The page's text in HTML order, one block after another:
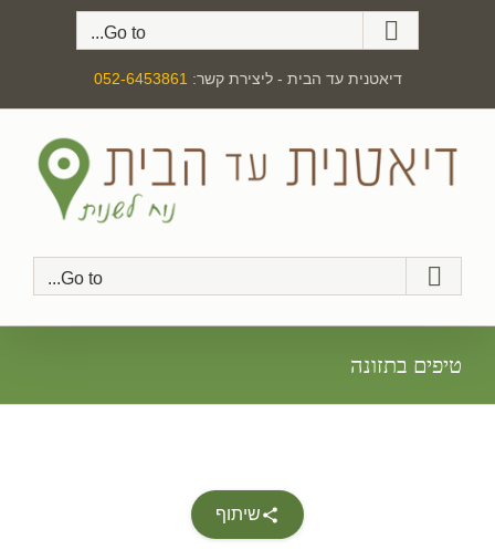
Go to...
דיאטנית עד הבית - ליצירת קשר: 052-6453861
Go to...
טיפים בתזונה
שיתוף